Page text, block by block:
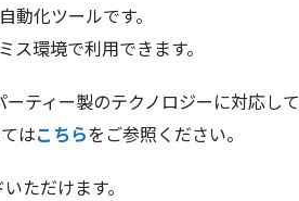
動化ツールです。
環境で利用できます。
ティー製のテクノロジーに対応して
はこちらをご参照ください。
ただけます。